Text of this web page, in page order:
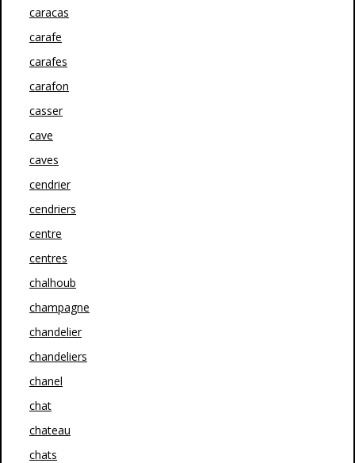
caracas
carafe
carafes
carafon
casser
cave
caves
cendrier
cendriers
centre
centres
chalhoub
champagne
chandelier
chandeliers
chanel
chat
chateau
chats